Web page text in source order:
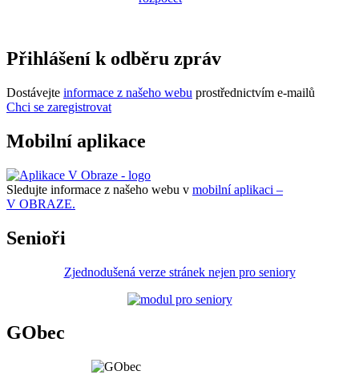
Přihlášení k odběru zpráv
Dostávejte informace z našeho webu prostřednictvím e-mailů
Chci se zaregistrovat
Mobilní aplikace
Sledujte informace z našeho webu v mobilní aplikaci –
V OBRAZE.
Senioři
Zjednodušená verze stránek nejen pro seniory
GObec